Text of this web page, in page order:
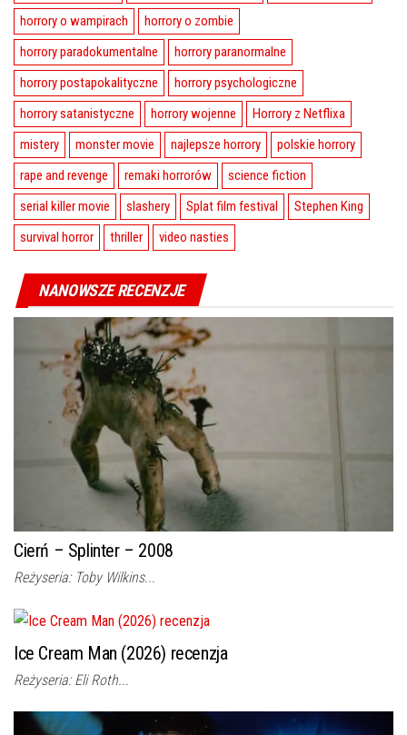
horrory o wampirach
horrory o zombie
horrory paradokumentalne
horrory paranormalne
horrory postapokalityczne
horrory psychologiczne
horrory satanistyczne
horrory wojenne
Horrory z Netflixa
mistery
monster movie najlepsze horrory
polskie horrory
rape and revenge
remaki horrorów
science fiction
serial killer movie
slashery Splat film festival
Stephen King
survival horror
thriller video nasties
NANOWSZE RECENZJE
Cierń – Splinter – 2008
Reżyseria: Toby Wilkins...
Ice Cream Man (2026) recenzja
Reżyseria: Eli Roth...